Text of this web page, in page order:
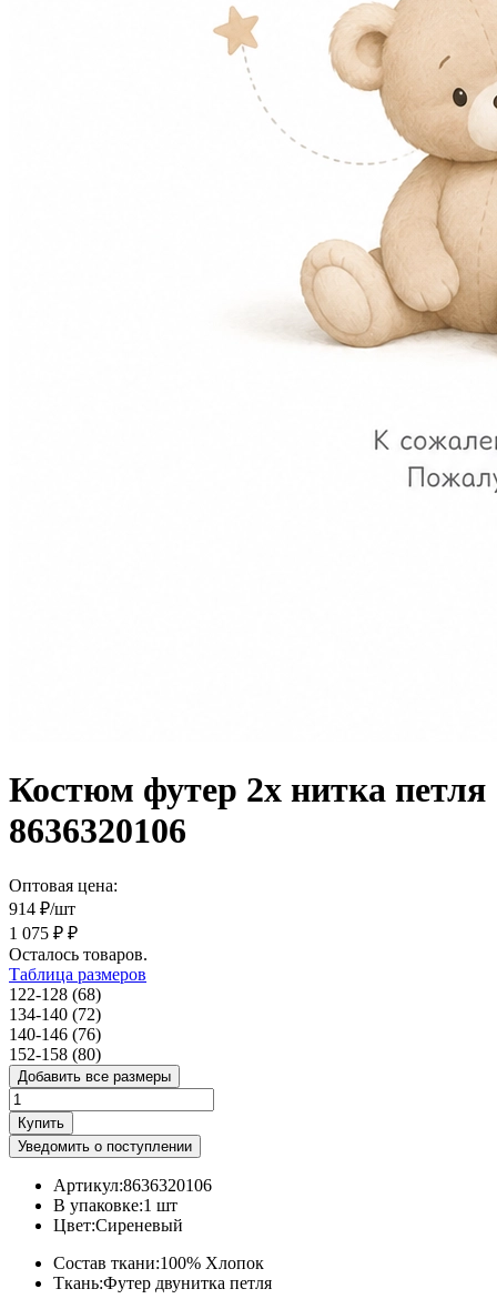
Костюм футер 2х нитка петля
8636320106
Оптовая цена:
914 ₽/шт
1 075 ₽ ₽
Осталось товаров.
Таблица размеров
122-128 (68)
134-140 (72)
140-146 (76)
152-158 (80)
Добавить все размеры
Купить
Уведомить о поступлении
Артикул:8636320106
В упаковке:1 шт
Цвет:Сиреневый
Состав ткани:100% Хлопок
Ткань:Футер двунитка петля